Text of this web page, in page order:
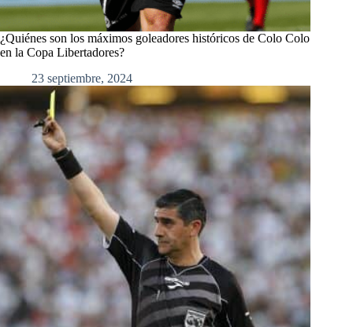
¿Quiénes son los máximos goleadores históricos de Colo Colo
en la Copa Libertadores?
23 septiembre, 2024